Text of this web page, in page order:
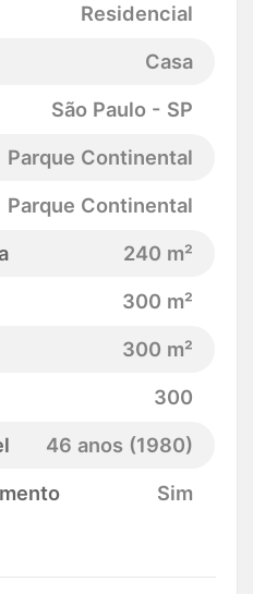
Residencial
Casa
São Paulo - SP
Parque Continental
Parque Continental
240 m²
300 m²
300 m²
300
46 anos (1980)
Sim